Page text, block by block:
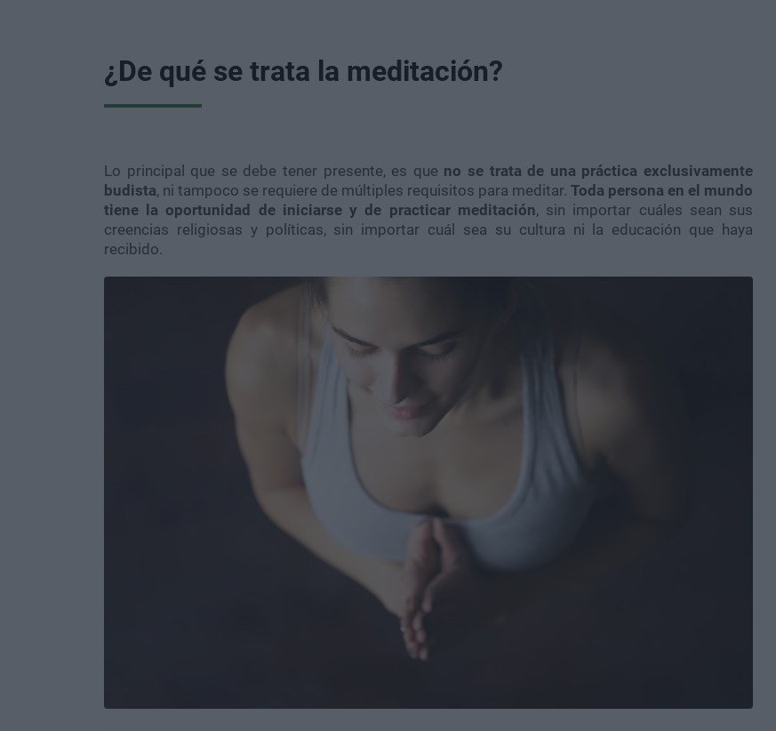
¿De qué se trata la meditación?
Lo principal que se debe tener presente, es que no se trata de una práctica exclusivamente
budista, ni tampoco se requiere de múltiples requisitos para meditar. Toda persona en el mundo
tiene la oportunidad de iniciarse y de practicar meditación, sin importar cuáles sean sus
creencias religiosas y políticas, sin importar cuál sea su cultura ni la educación que haya
recibido.